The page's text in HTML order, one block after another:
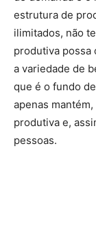
estrutura de
ilimitados, não
produtiva possa
a variedade de
que é o fundo
apenas
produtiva e,
pessoas.